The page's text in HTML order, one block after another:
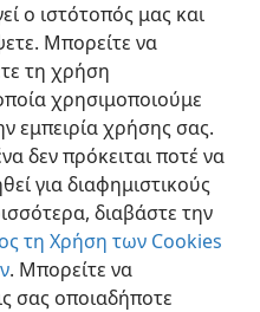
ο ιστότοπός μας και
Μπορείτε να
τη χρήση
χρησιμοποιούμε
εμπειρία χρήσης σας.
δεν πρόκειται ποτέ να
για διαφημιστικούς
διαβάστε την
τη Χρήση των Cookies
. Μπορείτε να
σας οποιαδήποτε